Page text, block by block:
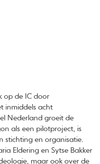
op de IC door
inmiddels acht
Nederland groeit de
als een pilotproject, is
stichting en organisatie.
Eldering en Sytse Bakker
maar ook over de